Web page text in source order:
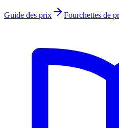
Guide des prix Fourchettes de